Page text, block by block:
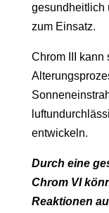
gesundheitlich
zum Einsatz.
Chrom III kann
entwickeln.
Durch eine
Chrom VI
Reaktionen